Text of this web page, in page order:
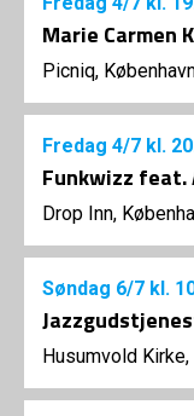
Marie Carmen
Picniq,
Fredag 4/7 kl.
Funkwizz feat.
Drop Inn,
Søndag 6/7 kl.
Husumvold